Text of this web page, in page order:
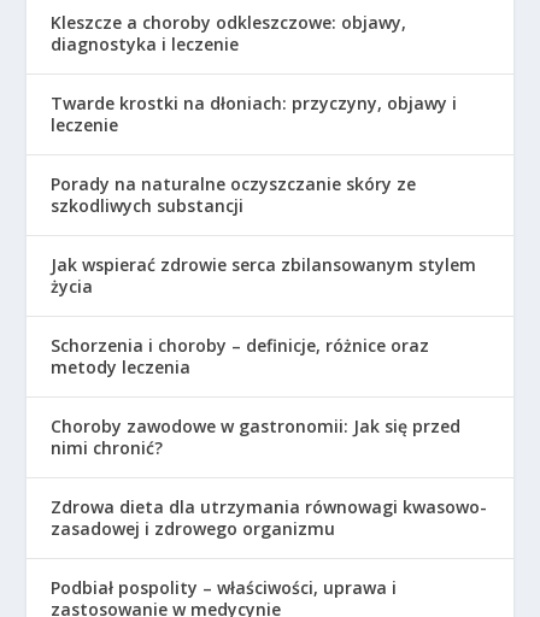
Kleszcze a choroby odkleszczowe: objawy,
diagnostyka i leczenie
Twarde krostki na dłoniach: przyczyny, objawy i
leczenie
Porady na naturalne oczyszczanie skóry ze
szkodliwych substancji
Jak wspierać zdrowie serca zbilansowanym stylem
życia
Schorzenia i choroby – definicje, różnice oraz
metody leczenia
Choroby zawodowe w gastronomii: Jak się przed
nimi chronić?
Zdrowa dieta dla utrzymania równowagi kwasowo-
zasadowej i zdrowego organizmu
Podbiał pospolity – właściwości, uprawa i
zastosowanie w medycynie